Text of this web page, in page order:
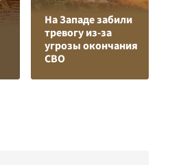
На Западе забили
тревогу из-за
угрозы окончания
СВО